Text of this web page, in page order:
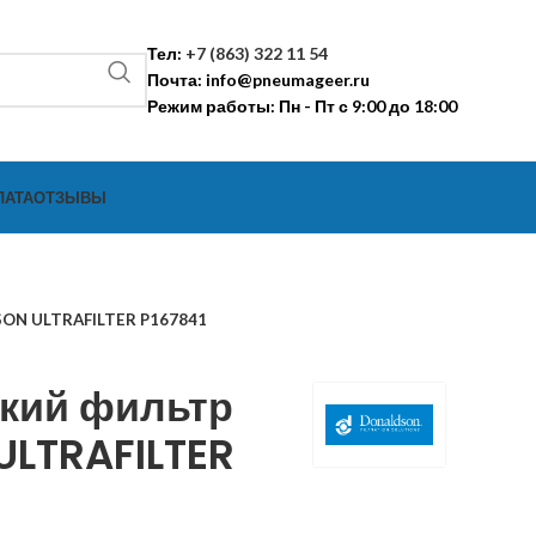
Тел: +7 (863) 322 11 54
Почта: info@pneumageer.ru
Режим работы: Пн - Пт с 9:00 до 18:00
ОТЗЫВЫ
ULTRAFILTER P167841
фильтр